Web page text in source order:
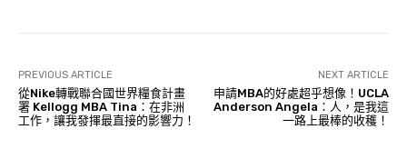
PREVIOUS ARTICLE
從Nike轉戰聯合國世界糧食計畫
署 Kellogg MBA Tina：在非洲
工作，讓我發揮最直接的影響力！
NEXT ARTICLE
申請MBA的好處超乎想像！UCLA
Anderson Angela：人，是我這
一路上最棒的收穫！